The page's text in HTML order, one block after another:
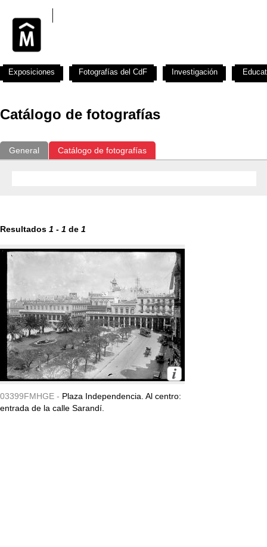
Catálogo de fotografías
General Catálogo de fotografías
Resultados 1 - 1 de 1
03399FMHGE - Plaza Independencia. Al centro:
entrada de la calle Sarandí.
Exposiciones Fotografías del CdF Investigación